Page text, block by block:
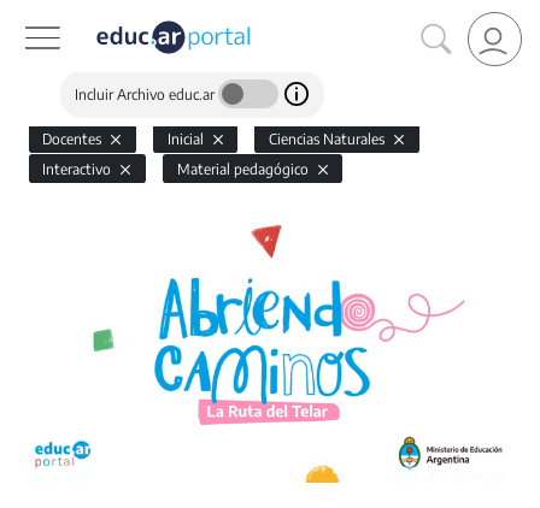
Incluir Archivo educ.ar
Docentes Inicial
Ciencias Naturales
Interactivo
Material pedagógico